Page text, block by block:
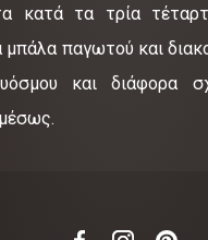
κατά τα τρία
μπάλα παγωτού και
και διάφορα